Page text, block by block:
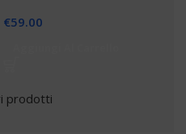
€59.00
prodotti